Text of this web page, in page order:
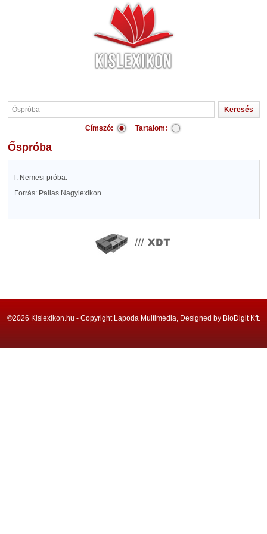
Címszó: Tartalom:
Őspróba
l. Nemesi próba.
Forrás: Pallas Nagylexikon
©2026 Kislexikon.hu - Copyright Lapoda Multimédia, Designed by BioDigit Kft.